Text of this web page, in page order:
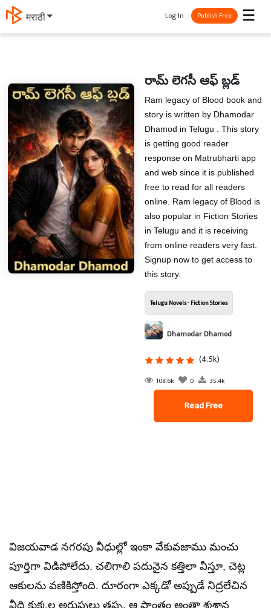
मराठी ☰
Log In Publish Free
రామ్ లెగసీ ఆఫ్ బ్లడ్
Ram legacy of Blood book and
story is written by Dhamodar
Dhamod in Telugu . This story
is getting good reader
response on Matrubharti app
and web since it is published
free to read for all readers
online. Ram legacy of Blood is
also popular in Fiction Stories
in Telugu and it is receiving
from online readers very fast.
Signup now to get access to
this story.
Telugu Novels - Fiction Stories
Dhamodar Dhamod
(4.5k)
108.6k 0 35.4k
Read Free
విజయవాడ నగరపు వీధుల్లో ఇంకా వేకువజాము మంచు
పూర్తిగా విడిపోలేదు. చలిగాలి పదునైన కత్తిలా వీస్తూ, చెట్ల
ఆకులను వణికిస్తోంది. దూరంగా ఎక్కడో అప్పుడే నిద్రలేచిన
వీధి కుక్కల అరుపులు తప్ప, ఆ ప్రాంతం అంతా శ్మశాన